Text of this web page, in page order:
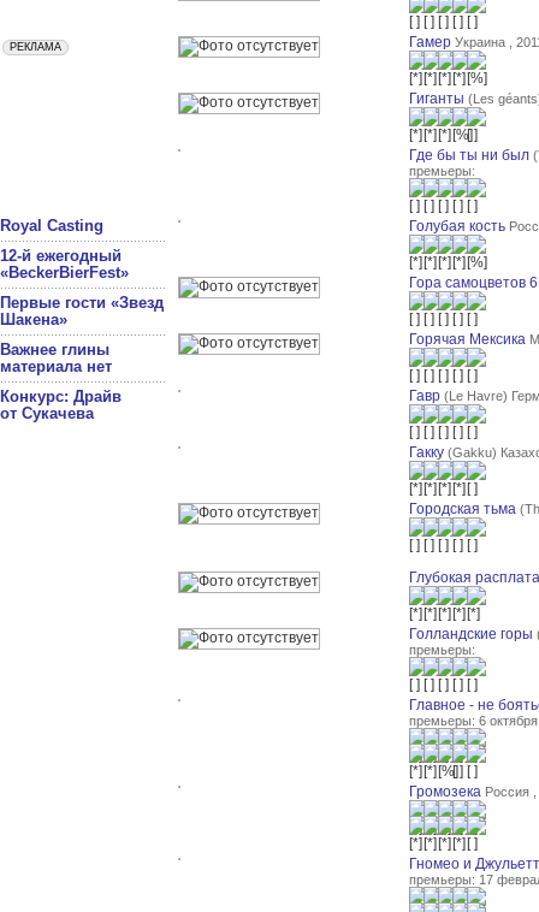
Royal Casting
12-й ежегодный
«BeckerBierFest»
Первые гости «Звезд
Шакена»
Важнее глины
материала нет
Конкурс: Драйв
от Сукачева
Гамер Украина ,
Гиганты (Les
Где бы ты ни был
премьеры:
Голубая кость
Гора самоцветов 6
Горячая Мексика
Гавр (Le Havre)
Гакку (Gakku)
Городская тьма
Глубокая расплата
Голландские горы
премьеры:
Главное - не
премьеры: 6 октября
Громозека Россия
Гномео и
премьеры: 17